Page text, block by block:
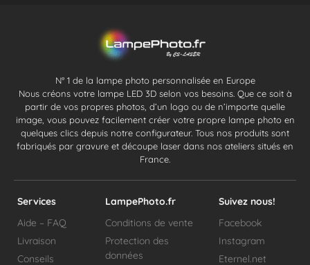
N° 1 de la lampe photo personnalisée en Europe
Nous créons votre lampe LED 3D selon vos besoins. Que ce soit à
partir de vos propres photos, d’un logo ou de n’importe quelle
image, vous pouvez facilement créer votre propre lampe photo en
quelques clics depuis notre configurateur. Tous nos produits sont
fabriqués par gravure et découpe laser dans nos ateliers situés en
France.
Services
Aide – FAQ
Livraison
Conseils
LampePhoto.fr
Conditions de vente
Protection des
données
Suivez nous!
Facebook
Instagram
Eternel.net